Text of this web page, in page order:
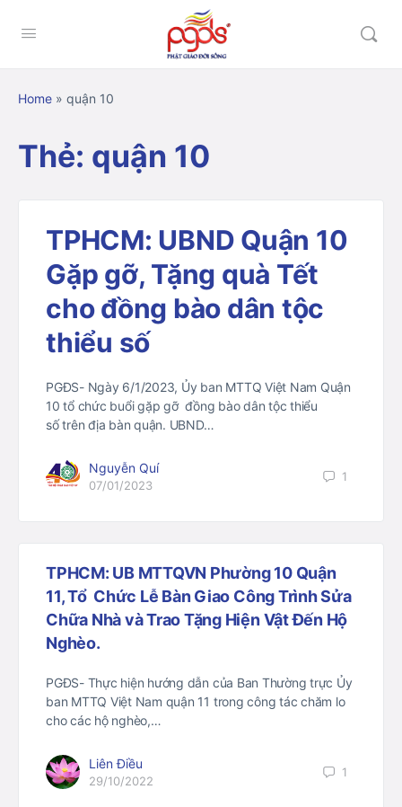
Home » quận 10
Thẻ: quận 10
TPHCM: UBND Quận 10
Gặp gỡ, Tặng quà Tết
cho đồng bào dân tộc
thiểu số
PGĐS- Ngày 6/1/2023, Ủy ban MTTQ Việt Nam Quận
10 tổ chức buổi gặp gỡ đồng bào dân tộc thiểu
số trên địa bàn quận. UBND…
Nguyễn Quí
07/01/2023
1
TPHCM: UB MTTQVN Phường 10 Quận
11, Tổ Chức Lễ Bàn Giao Công Trình Sửa
Chữa Nhà và Trao Tặng Hiện Vật Đến Hộ
Nghèo.
PGĐS- Thực hiện hướng dẫn của Ban Thường trực Ủy
ban MTTQ Việt Nam quận 11 trong công tác chăm lo
cho các hộ nghèo,…
Liên Điều
29/10/2022
1